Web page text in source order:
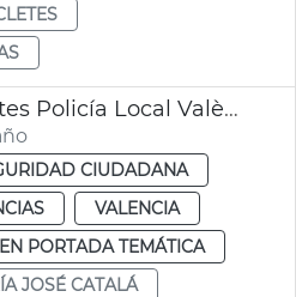
207 nuevos agentes Policía Local València
CIUDADANA
VALENCIA
EN PORTADA TEMÁTICA
JOSÉ CATALÁ